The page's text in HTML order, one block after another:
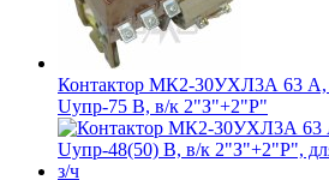
Контактор МК2-30УХЛ3А 63 А,
Uупр-75 В, в/к 2"З"+2"Р"